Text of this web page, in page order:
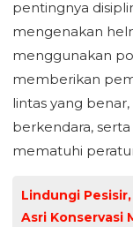
pentingnya
mengenakan
menggunakan
memberikan
lintas yang
berkendara,
mematuhi
Lindungi
Asri Konservasi